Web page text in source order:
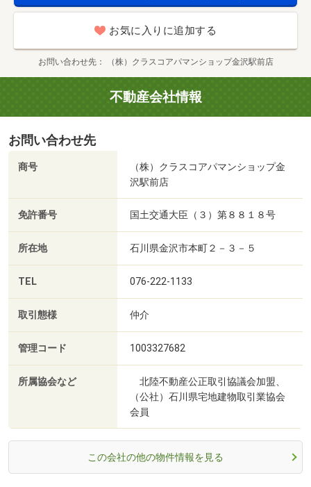
お気に入りに追加する
お問い合わせ先 （株）クラスコアパマンショップ金沢駅前店
不動産会社情報
お問い合わせ先
商号
（株）クラスコアパマンショップ金
沢駅前店
免許番号 国土交通大臣（３）第８８１８号
所在地 石川県金沢市本町２－３－５
TEL 076-222-1133
取引態様 仲介
管理コード 1003327682
所属協会など
北陸不動産公正取引協議会加盟、
（公社）石川県宅地建物取引業協会
会員
この会社の他の物件情報を見る